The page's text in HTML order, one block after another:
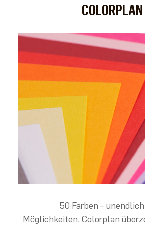
COLORPLAN
50 Farben –
Möglichkeiten. Colorplan